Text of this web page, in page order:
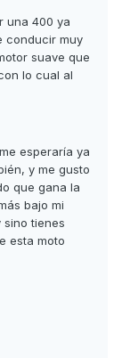
una 400 ya
conducir muy
suave que
lo cual al
esperaría ya
y me gusto
que gana la
bajo mi
tienes
esta moto